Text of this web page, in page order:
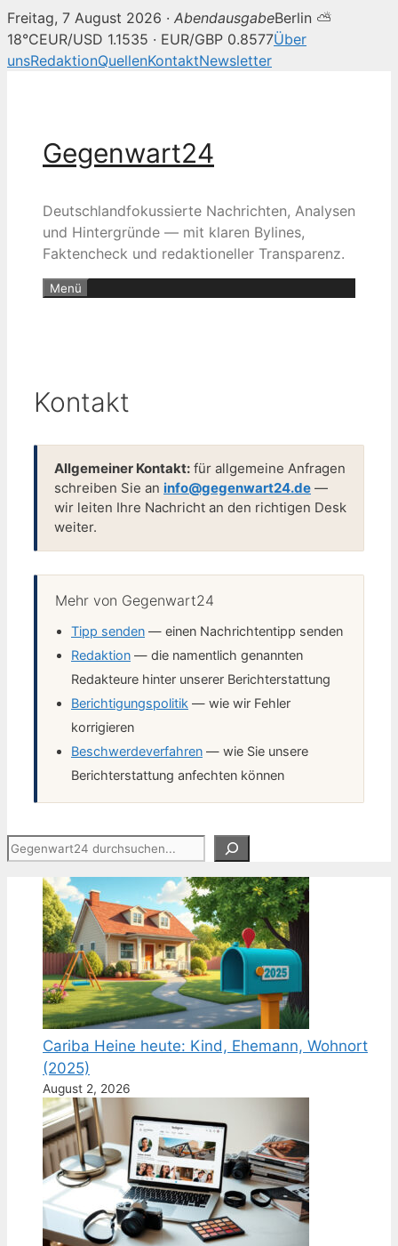
Freitag, 7 August 2026 · AbendausgabeBerlin ⛅
18°CEUR/USD 1.1535 · EUR/GBP 0.8577Über
unsRedaktionQuellenKontaktNewsletter
Gegenwart24
Deutschlandfokussierte Nachrichten, Analysen
und Hintergründe — mit klaren Bylines,
Faktencheck und redaktioneller Transparenz.
Menü
Kontakt
Allgemeiner Kontakt: für allgemeine Anfragen
schreiben Sie an info@gegenwart24.de —
wir leiten Ihre Nachricht an den richtigen Desk
weiter.
Mehr von Gegenwart24
Tipp senden — einen Nachrichtentipp senden
Redaktion — die namentlich genannten
Redakteure hinter unserer Berichterstattung
Berichtigungspolitik — wie wir Fehler
korrigieren
Beschwerdeverfahren — wie Sie unsere
Berichterstattung anfechten können
Suchen
Cariba Heine heute: Kind, Ehemann, Wohnort
(2025)
August 2, 2026